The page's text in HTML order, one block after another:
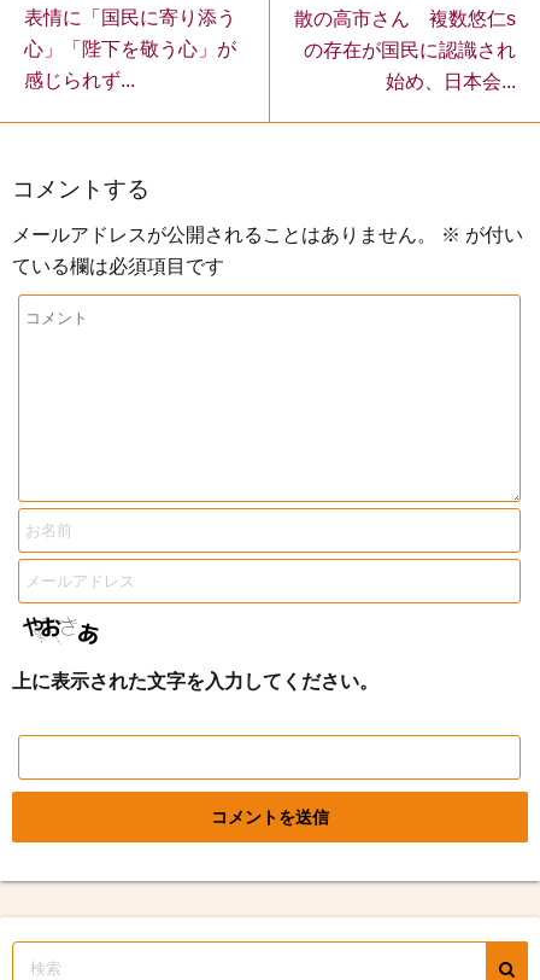
表情に「国民に寄り添う
心」「陛下を敬う心」が
感じられず...
散の高市さん 複数悠仁s
の存在が国民に認識され
始め、日本会...
コメントする
メールアドレスが公開されることはありません。 ※ が付い
ている欄は必須項目です
上に表示された文字を入力してください。